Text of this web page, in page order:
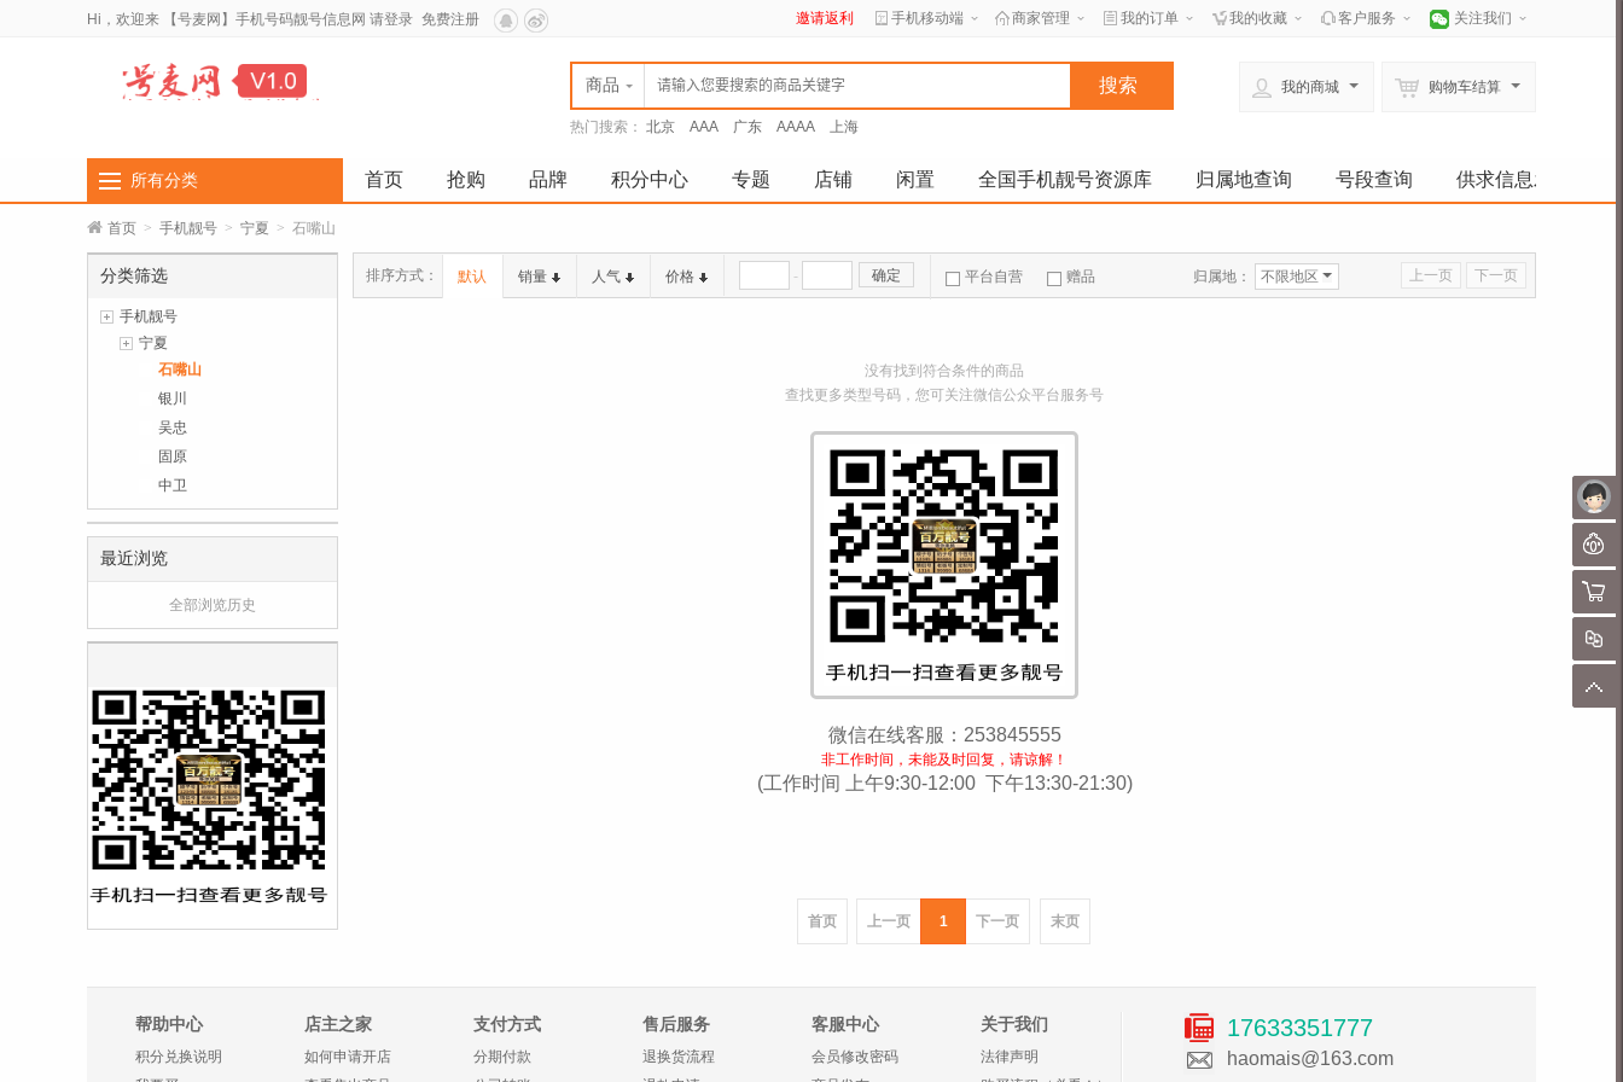
未
聊
购物
对
顶
Hi，欢迎来 【号麦网】手机号码靓号信息网 请登录 免费注册 邀请返利 手机移动端 商家管理 我的订单 我的收藏 客户服务 关注我们
商品
热门搜索： 北京 AAA 广东 AAAA 上海
我的商城 购物车结算
所有分类 首页 抢购 品牌 积分中心 专题 店铺 闲置 全国手机靓号资源库 归属地查询 号段查询 供求信息发布
首页 > 手机靓号 > 宁夏 > 石嘴山
分类筛选
手机靓号
宁夏
石嘴山
银川
吴忠
固原
中卫
最近浏览
全部浏览历史
上一页 下一页
排序方式： 默认 销量 人气 价格 - 确定 平台自营 赠品 归属地： 不限地区
没有找到符合条件的商品
查找更多类型号码，您可关注微信公众平台服务号
微信在线客服：253845555
非工作时间，未能及时回复，请谅解！
(工作时间 上午9:30-12:00 下午13:30-21:30)
首页 上一页 1 下一页 末页
帮助中心
积分兑换说明
店主之家
如何申请开店
支付方式
分期付款
售后服务
退换货流程
客服中心
会员修改密码
关于我们
法律声明
17633351777
haomais@163.com